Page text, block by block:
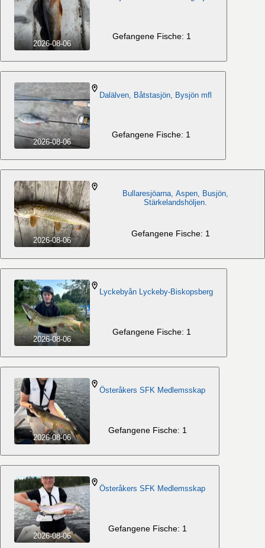
2026-08-06
Gefangene Fische: 1
2026-08-06
Dalälven, Båtstasjön, Bysjön mfl
Gefangene Fische: 1
2026-08-06
Bullaresjöarna, Aspen, Busjön,
Stärkelandshöljen.
Gefangene Fische: 1
2026-08-06
Lyckebyån Lyckeby-Biskopsberg
Gefangene Fische: 1
2026-08-06
Österåkers SFK Medlemsskap
Gefangene Fische: 1
2026-08-06
Österåkers SFK Medlemsskap
Gefangene Fische: 1